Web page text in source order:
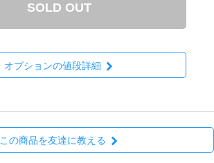
SOLD OUT
オプションの値段詳細
この商品を友達に教える